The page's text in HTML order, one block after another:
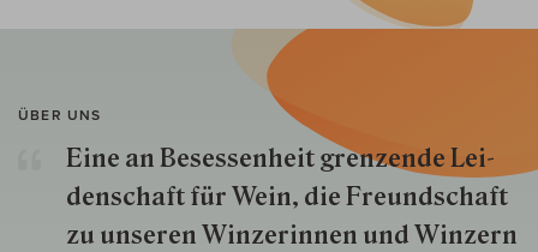
ÜBER UNS
Eine an Besessenheit gren­zende Lei­
den­schaft für Wein, die Freund­schaft
zu unseren Win­zer­innen und Win­zern